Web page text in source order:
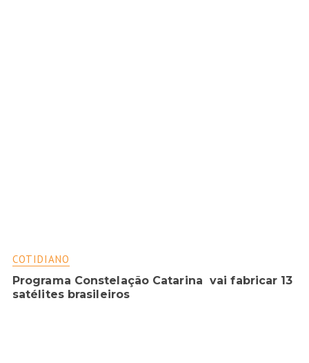
COTIDIANO
Programa Constelação Catarina vai fabricar 13
satélites brasileiros